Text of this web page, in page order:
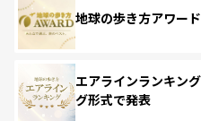
地球の歩き方アワー
エアラインランキン
グ形式で発表